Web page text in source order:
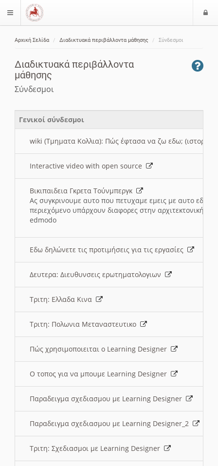
$langMenu
Αρχική Σελίδα Διαδικτυακά περιβάλλοντα μάθησης Σύνδεσμοι
Διαδικτυακά περιβάλλοντα
μάθησης
Σύνδεσμοι
Γενικοί σύνδεσμοι
wiki (Τμηματα Κολλια): Πώς έφτασα να ζω εδω; (ιστορια)
Interactive video with open source
Βικιπαιδεια Γκρετα Τούνμπεργκ
Ας συγκρινουμε αυτο που πετυχαμε εμεις με αυτο εδω
περιεχόμενο υπάρχουν διαφορες στην αρχιτεκτονική
edmodo
Εδω δηλώνετε τις προτιμήσεις για τις εργασίες
Δευτερα: Διευθυνσεις ερωτηματολογιων
Τριτη: Ελλαδα Κινα
Τριτη: Πολωνια Μεταναστευτικο
Πώς χρησιμοποιειται ο Learning Designer
O τοπος για να μπουμε Learning Designer
Παραδειγμα σχεδιασμου με Learning Designer
Παραδειγμα σχεδιασμου με Learning Designer_2
Τριτη: Σχεδιασμοι με Learning Designer